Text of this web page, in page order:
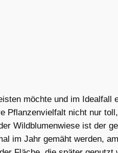
möchte und im Idealfall
Pflanzenvielfalt nicht nur
Wildblumenwiese ist der
im Jahr gemäht werden,